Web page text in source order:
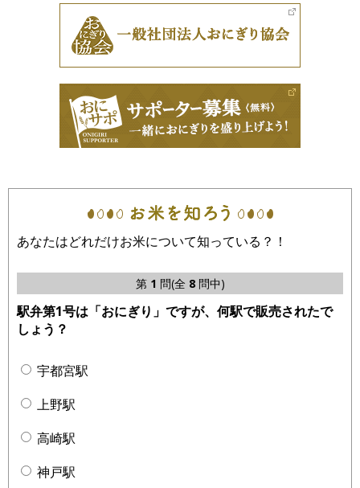
あなたはどれだけお米について知っている？！
第 1 問(全 8問中)
駅弁第1号は「おにぎり」ですが、何駅で販売されたで
しょう？
宇都宮駅
上野駅
高崎駅
神戸駅